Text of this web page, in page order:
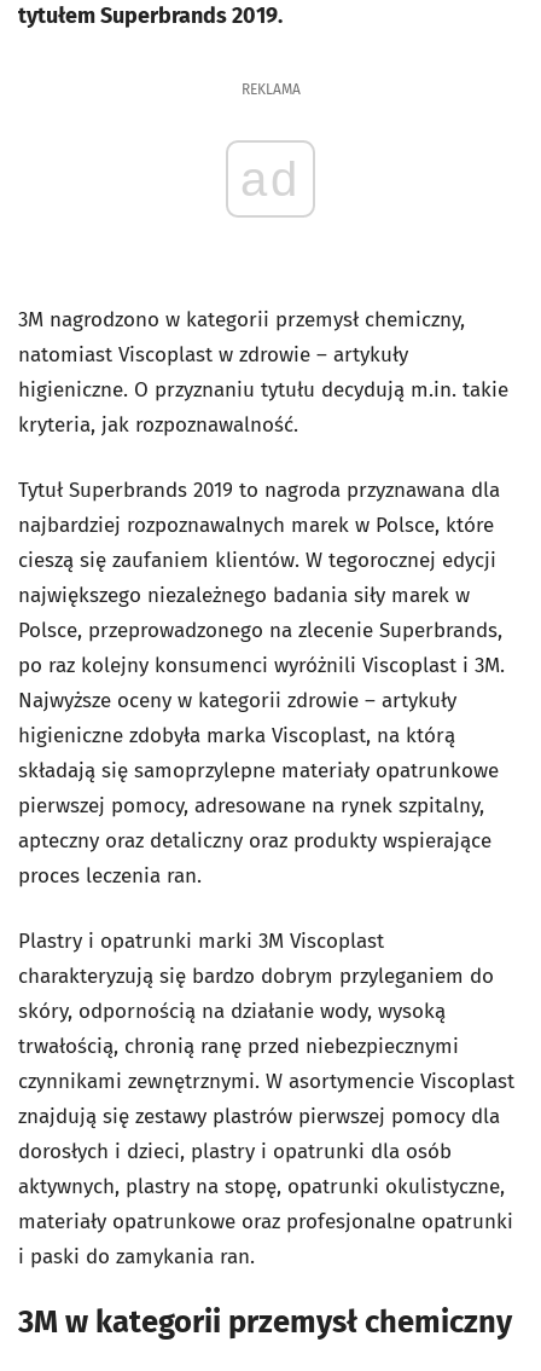
tytułem Superbrands 2019.
REKLAMA
ad
3M nagrodzono w kategorii przemysł chemiczny,
natomiast Viscoplast w zdrowie – artykuły
higieniczne. O przyznaniu tytułu decydują m.in. takie
kryteria, jak rozpoznawalność.
Tytuł Superbrands 2019 to nagroda przyznawana dla
najbardziej rozpoznawalnych marek w Polsce, które
cieszą się zaufaniem klientów. W tegorocznej edycji
największego niezależnego badania siły marek w
Polsce, przeprowadzonego na zlecenie Superbrands,
po raz kolejny konsumenci wyróżnili Viscoplast i 3M.
Najwyższe oceny w kategorii zdrowie – artykuły
higieniczne zdobyła marka Viscoplast, na którą
składają się samoprzylepne materiały opatrunkowe
pierwszej pomocy, adresowane na rynek szpitalny,
apteczny oraz detaliczny oraz produkty wspierające
proces leczenia ran.
Plastry i opatrunki marki 3M Viscoplast
charakteryzują się bardzo dobrym przyleganiem do
skóry, odpornością na działanie wody, wysoką
trwałością, chronią ranę przed niebezpiecznymi
czynnikami zewnętrznymi. W asortymencie Viscoplast
znajdują się zestawy plastrów pierwszej pomocy dla
dorosłych i dzieci, plastry i opatrunki dla osób
aktywnych, plastry na stopę, opatrunki okulistyczne,
materiały opatrunkowe oraz profesjonalne opatrunki
i paski do zamykania ran.
3M w kategorii przemysł chemiczny